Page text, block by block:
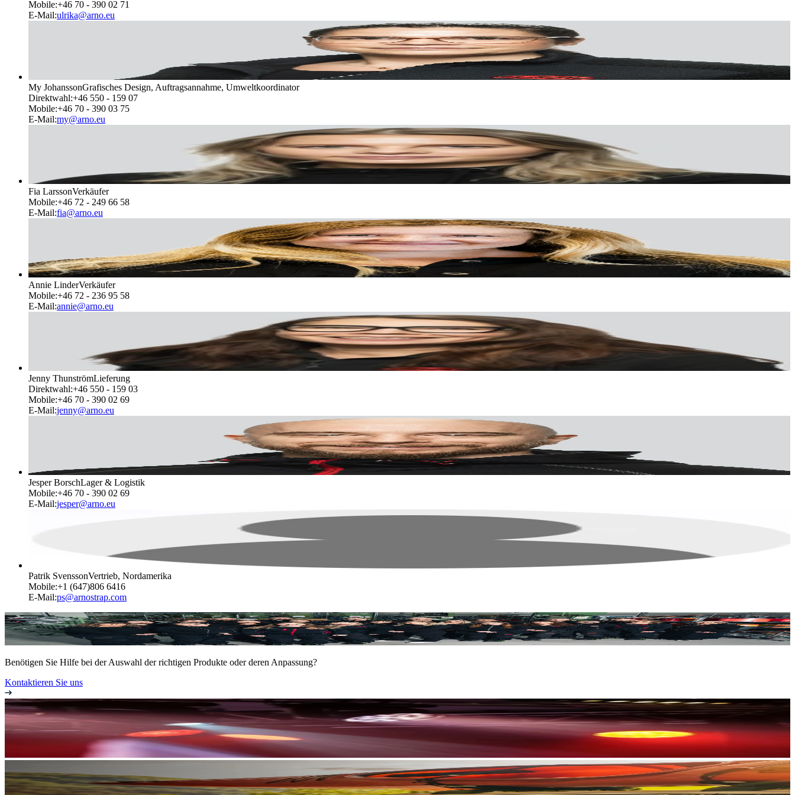
Mobile:+46 70 - 390 02 71
E-Mail:ulrika@arno.eu
My JohanssonGrafisches Design, Auftragsannahme, Umweltkoordinator
Direktwahl:+46 550 - 159 07
Mobile:+46 70 - 390 03 75
E-Mail:my@arno.eu
Fia LarssonVerkäufer
Mobile:+46 72 - 249 66 58
E-Mail:fia@arno.eu
Annie LinderVerkäufer
Mobile:+46 72 - 236 95 58
E-Mail:annie@arno.eu
Jenny ThunströmLieferung
Direktwahl:+46 550 - 159 03
Mobile:+46 70 - 390 02 69
E-Mail:jenny@arno.eu
Jesper BorschLager & Logistik
Mobile:+46 70 - 390 02 69
E-Mail:jesper@arno.eu
Patrik SvenssonVertrieb, Nordamerika
Mobile:+1 (647)806 6416
E-Mail:ps@arnostrap.com
Benötigen Sie Hilfe bei der Auswahl der richtigen Produkte oder deren Anpassung?
Kontaktieren Sie uns